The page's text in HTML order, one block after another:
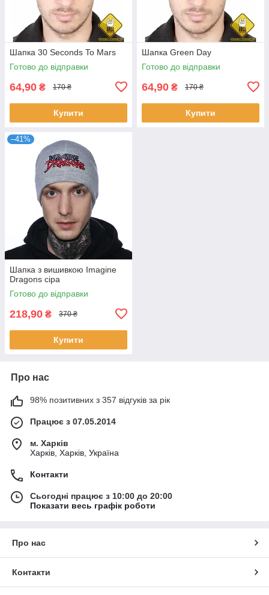
Шапка 30 Seconds To Mars
Готово до відправки
64,90 ₴ 170 ₴
Купити
Шапка Green Day
Готово до відправки
64,90 ₴ 170 ₴
Купити
–41%
Шапка з вишивкою Imagine
Dragons сіра
Готово до відправки
218,90 ₴ 370 ₴
Купити
Про нас
98% позитивних з 357 відгуків за рік
Працює з 07.05.2014
м. Харків
Харків, Харків, Україна
Контакти
Сьогодні працює з 10:00 до 20:00
Показати весь графік роботи
Про нас
Контакти